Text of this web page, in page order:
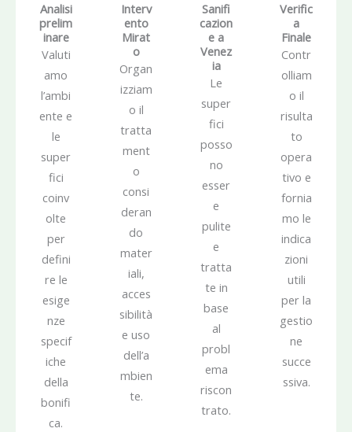
Analisi
prelim
inare
Valuti
amo
l’ambi
ente e
le
super
fici
coinv
olte
per
defini
re le
esige
nze
specif
iche
della
bonifi
ca.
Interv
ento
Mirat
o
Organ
izziam
o il
tratta
ment
o
consi
deran
do
mater
iali,
acces
sibilità
e uso
dell’a
mbien
te.
Sanifi
cazion
e a
Venez
ia
Le
super
fici
posso
no
esser
e
pulite
e
tratta
te in
base
al
probl
ema
riscon
trato.
Verific
a
Finale
Contr
olliam
o il
risulta
to
opera
tivo e
fornia
mo le
indica
zioni
utili
per la
gestio
ne
succe
ssiva.